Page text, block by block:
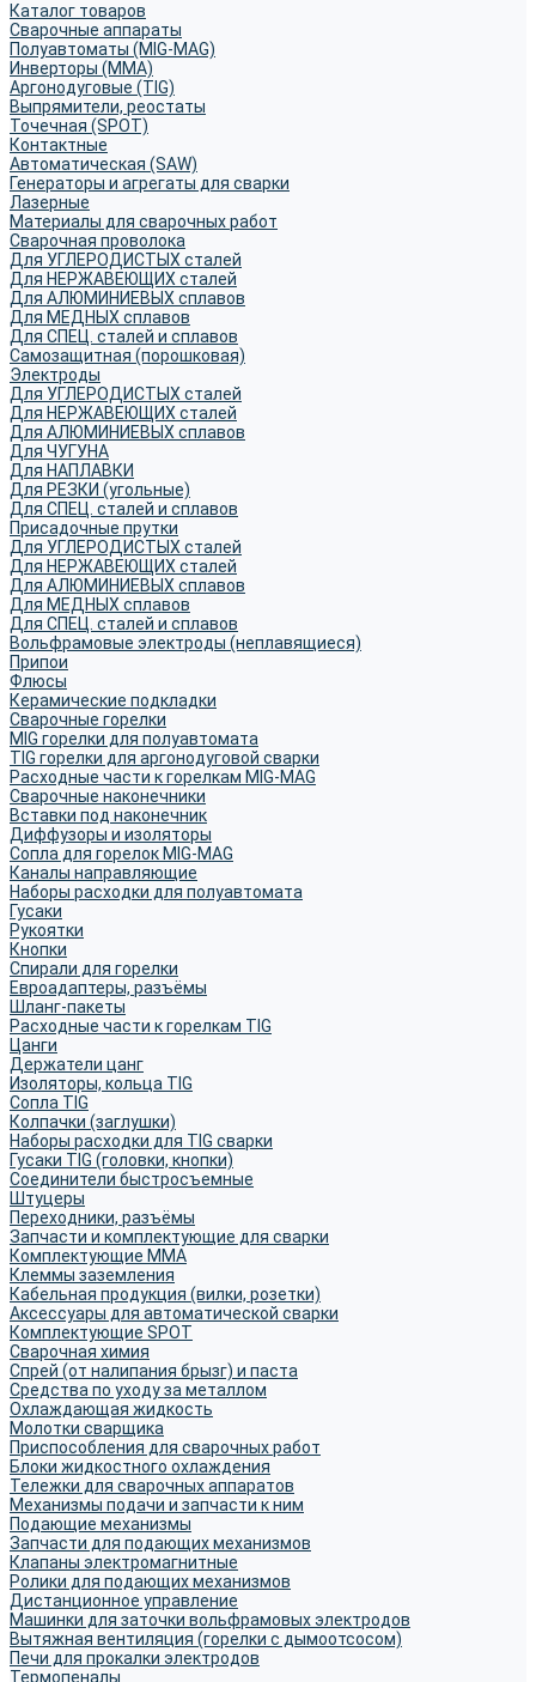
Каталог товаров
Сварочные аппараты
Полуавтоматы (MIG-MAG)
Инверторы (MMA)
Аргонодуговые (TIG)
Выпрямители, реостаты
Точечная (SPOT)
Контактные
Автоматическая (SAW)
Генераторы и агрегаты для сварки
Лазерные
Материалы для сварочных работ
Сварочная проволока
Для УГЛЕРОДИСТЫХ сталей
Для НЕРЖАВЕЮЩИХ сталей
Для АЛЮМИНИЕВЫХ сплавов
Для МЕДНЫХ сплавов
Для СПЕЦ. сталей и сплавов
Самозащитная (порошковая)
Электроды
Для УГЛЕРОДИСТЫХ сталей
Для НЕРЖАВЕЮЩИХ сталей
Для АЛЮМИНИЕВЫХ сплавов
Для ЧУГУНА
Для НАПЛАВКИ
Для РЕЗКИ (угольные)
Для СПЕЦ. сталей и сплавов
Присадочные прутки
Для УГЛЕРОДИСТЫХ сталей
Для НЕРЖАВЕЮЩИХ сталей
Для АЛЮМИНИЕВЫХ сплавов
Для МЕДНЫХ сплавов
Для СПЕЦ. сталей и сплавов
Вольфрамовые электроды (неплавящиеся)
Припои
Флюсы
Керамические подкладки
Сварочные горелки
MIG горелки для полуавтомата
TIG горелки для аргонодуговой сварки
Расходные части к горелкам MIG-MAG
Сварочные наконечники
Вставки под наконечник
Диффузоры и изоляторы
Сопла для горелок MIG-MAG
Каналы направляющие
Наборы расходки для полуавтомата
Гусаки
Рукоятки
Кнопки
Спирали для горелки
Евроадаптеры, разъёмы
Шланг-пакеты
Расходные части к горелкам TIG
Цанги
Держатели цанг
Изоляторы, кольца TIG
Сопла TIG
Колпачки (заглушки)
Наборы расходки для TIG сварки
Гусаки TIG (головки, кнопки)
Соединители быстросъемные
Штуцеры
Переходники, разъёмы
Запчасти и комплектующие для сварки
Комплектующие ММА
Клеммы заземления
Кабельная продукция (вилки, розетки)
Аксессуары для автоматической сварки
Комплектующие SPOT
Сварочная химия
Спрей (от налипания брызг) и паста
Средства по уходу за металлом
Охлаждающая жидкость
Молотки сварщика
Приспособления для сварочных работ
Блоки жидкостного охлаждения
Тележки для сварочных аппаратов
Механизмы подачи и запчасти к ним
Подающие механизмы
Запчасти для подающих механизмов
Клапаны электромагнитные
Ролики для подающих механизмов
Дистанционное управление
Машинки для заточки вольфрамовых электродов
Вытяжная вентиляция (горелки с дымоотсосом)
Печи для прокалки электродов
Термопеналы